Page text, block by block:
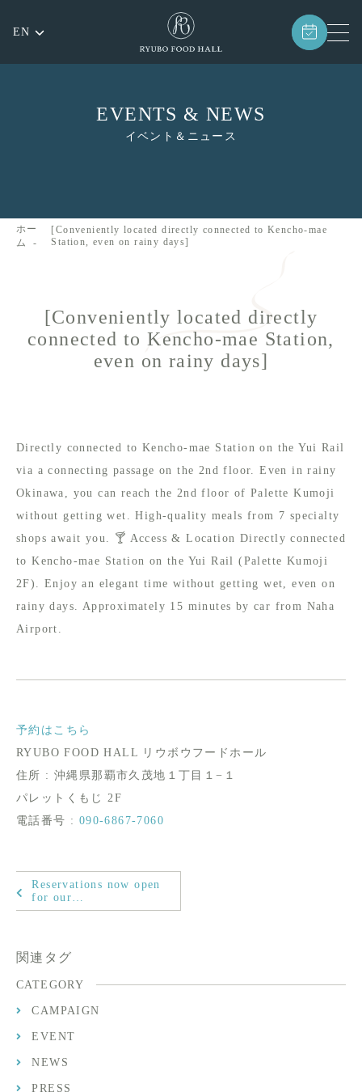
EN
EVENTS & NEWS
イベント＆ニュース
ホー
ム
[Conveniently located directly connected to Kencho-mae
Station, even on rainy days]
[Conveniently located directly
connected to Kencho-mae Station,
even on rainy days]
Directly connected to Kencho-mae Station on the Yui Rail
via a connecting passage on the 2nd floor. Even in rainy
Okinawa, you can reach the 2nd floor of Palette Kumoji
without getting wet. High-quality meals from 7 specialty
shops await you. 🍸 Access & Location Directly connected
to Kencho-mae Station on the Yui Rail (Palette Kumoji
2F). Enjoy an elegant time without getting wet, even on
rainy days. Approximately 15 minutes by car from Naha
Airport.
予約はこちら
RYUBO FOOD HALL リウボウフードホール
住所 : 沖縄県那覇市久茂地１丁目１−１
パレットくもじ 2F
電話番号 : 090-6867-7060
Reservations now open
for our…
関連タグ
CATEGORY
CAMPAIGN
EVENT
NEWS
PRESS